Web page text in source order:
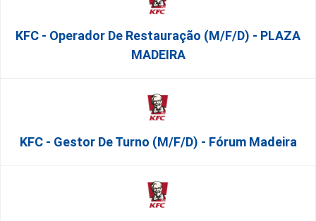
KFC - Operador De Restauração (m/f/d) - PLAZA
MADEIRA
KFC - Gestor De Turno (m/f/d) - Fórum Madeira